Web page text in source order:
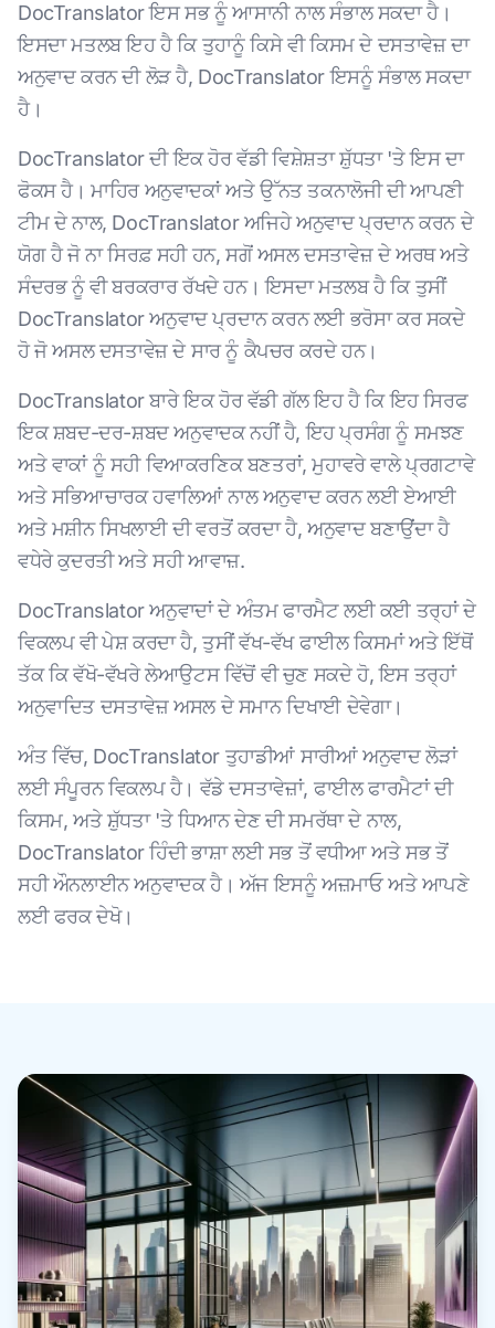
DocTranslator ਇਸ ਸਭ ਨੂੰ ਆਸਾਨੀ ਨਾਲ ਸੰਭਾਲ ਸਕਦਾ ਹੈ।
ਇਸਦਾ ਮਤਲਬ ਇਹ ਹੈ ਕਿ ਤੁਹਾਨੂੰ ਕਿਸੇ ਵੀ ਕਿਸਮ ਦੇ ਦਸਤਾਵੇਜ਼ ਦਾ
ਅਨੁਵਾਦ ਕਰਨ ਦੀ ਲੋੜ ਹੈ, DocTranslator ਇਸਨੂੰ ਸੰਭਾਲ ਸਕਦਾ
ਹੈ।
DocTranslator ਦੀ ਇਕ ਹੋਰ ਵੱਡੀ ਵਿਸ਼ੇਸ਼ਤਾ ਸ਼ੁੱਧਤਾ 'ਤੇ ਇਸ ਦਾ
ਫੋਕਸ ਹੈ। ਮਾਹਿਰ ਅਨੁਵਾਦਕਾਂ ਅਤੇ ਉੱਨਤ ਤਕਨਾਲੋਜੀ ਦੀ ਆਪਣੀ
ਟੀਮ ਦੇ ਨਾਲ, DocTranslator ਅਜਿਹੇ ਅਨੁਵਾਦ ਪ੍ਰਦਾਨ ਕਰਨ ਦੇ
ਯੋਗ ਹੈ ਜੋ ਨਾ ਸਿਰਫ਼ ਸਹੀ ਹਨ, ਸਗੋਂ ਅਸਲ ਦਸਤਾਵੇਜ਼ ਦੇ ਅਰਥ ਅਤੇ
ਸੰਦਰਭ ਨੂੰ ਵੀ ਬਰਕਰਾਰ ਰੱਖਦੇ ਹਨ। ਇਸਦਾ ਮਤਲਬ ਹੈ ਕਿ ਤੁਸੀਂ
DocTranslator ਅਨੁਵਾਦ ਪ੍ਰਦਾਨ ਕਰਨ ਲਈ ਭਰੋਸਾ ਕਰ ਸਕਦੇ
ਹੋ ਜੋ ਅਸਲ ਦਸਤਾਵੇਜ਼ ਦੇ ਸਾਰ ਨੂੰ ਕੈਪਚਰ ਕਰਦੇ ਹਨ।
DocTranslator ਬਾਰੇ ਇਕ ਹੋਰ ਵੱਡੀ ਗੱਲ ਇਹ ਹੈ ਕਿ ਇਹ ਸਿਰਫ
ਇਕ ਸ਼ਬਦ-ਦਰ-ਸ਼ਬਦ ਅਨੁਵਾਦਕ ਨਹੀਂ ਹੈ, ਇਹ ਪ੍ਰਸੰਗ ਨੂੰ ਸਮਝਣ
ਅਤੇ ਵਾਕਾਂ ਨੂੰ ਸਹੀ ਵਿਆਕਰਣਿਕ ਬਣਤਰਾਂ, ਮੁਹਾਵਰੇ ਵਾਲੇ ਪ੍ਰਗਟਾਵੇ
ਅਤੇ ਸਭਿਆਚਾਰਕ ਹਵਾਲਿਆਂ ਨਾਲ ਅਨੁਵਾਦ ਕਰਨ ਲਈ ਏਆਈ
ਅਤੇ ਮਸ਼ੀਨ ਸਿਖਲਾਈ ਦੀ ਵਰਤੋਂ ਕਰਦਾ ਹੈ, ਅਨੁਵਾਦ ਬਣਾਉਂਦਾ ਹੈ
ਵਧੇਰੇ ਕੁਦਰਤੀ ਅਤੇ ਸਹੀ ਆਵਾਜ਼.
DocTranslator ਅਨੁਵਾਦਾਂ ਦੇ ਅੰਤਮ ਫਾਰਮੈਟ ਲਈ ਕਈ ਤਰ੍ਹਾਂ ਦੇ
ਵਿਕਲਪ ਵੀ ਪੇਸ਼ ਕਰਦਾ ਹੈ, ਤੁਸੀਂ ਵੱਖ-ਵੱਖ ਫਾਈਲ ਕਿਸਮਾਂ ਅਤੇ ਇੱਥੋਂ
ਤੱਕ ਕਿ ਵੱਖੋ-ਵੱਖਰੇ ਲੇਆਉਟਸ ਵਿੱਚੋਂ ਵੀ ਚੁਣ ਸਕਦੇ ਹੋ, ਇਸ ਤਰ੍ਹਾਂ
ਅਨੁਵਾਦਿਤ ਦਸਤਾਵੇਜ਼ ਅਸਲ ਦੇ ਸਮਾਨ ਦਿਖਾਈ ਦੇਵੇਗਾ।
ਅੰਤ ਵਿੱਚ, DocTranslator ਤੁਹਾਡੀਆਂ ਸਾਰੀਆਂ ਅਨੁਵਾਦ ਲੋੜਾਂ
ਲਈ ਸੰਪੂਰਨ ਵਿਕਲਪ ਹੈ। ਵੱਡੇ ਦਸਤਾਵੇਜ਼ਾਂ, ਫਾਈਲ ਫਾਰਮੈਟਾਂ ਦੀ
ਕਿਸਮ, ਅਤੇ ਸ਼ੁੱਧਤਾ 'ਤੇ ਧਿਆਨ ਦੇਣ ਦੀ ਸਮਰੱਥਾ ਦੇ ਨਾਲ,
DocTranslator ਹਿੰਦੀ ਭਾਸ਼ਾ ਲਈ ਸਭ ਤੋਂ ਵਧੀਆ ਅਤੇ ਸਭ ਤੋਂ
ਸਹੀ ਔਨਲਾਈਨ ਅਨੁਵਾਦਕ ਹੈ। ਅੱਜ ਇਸਨੂੰ ਅਜ਼ਮਾਓ ਅਤੇ ਆਪਣੇ
ਲਈ ਫਰਕ ਦੇਖੋ।